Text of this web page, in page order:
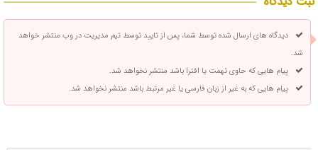
دیدگاه های ارسال شده توسط شما، پس از تایید توسط تیم مدیریت در وب منتشر خواهد
شد.
پیام هایی که حاوی تهمت یا افترا باشد منتشر نخواهد شد.
پیام هایی که به غیر از زبان فارسی یا غیر مرتبط باشد منتشر نخواهد شد.